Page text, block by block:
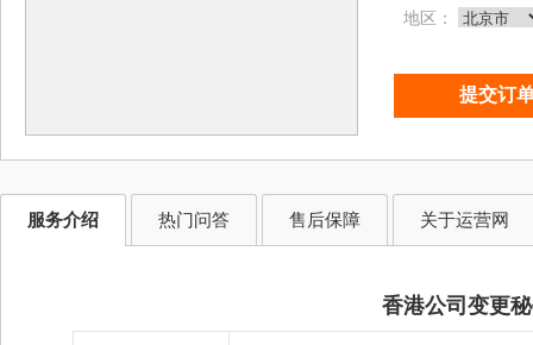
地区：
服务介绍 热门问答 售后保障 关于运营网
香港公司变更